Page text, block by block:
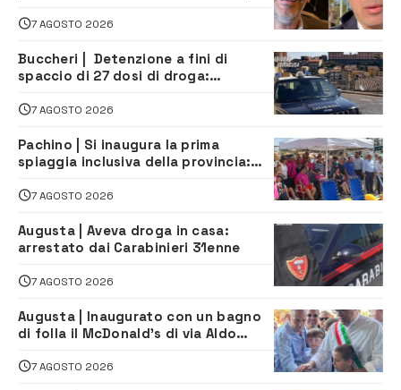
depuratore
7 AGOSTO 2026
Buccheri | Detenzione a fini di
spaccio di 27 dosi di droga:
7 AGOSTO 2026
Pachino | Si inaugura la prima
spiaggia inclusiva della provincia:
tutti
7 AGOSTO 2026
Augusta | Aveva droga in casa:
arrestato dai Carabinieri 31enne
7 AGOSTO 2026
Augusta | Inaugurato con un bagno
di folla il McDonald’s di via Aldo
7 AGOSTO 2026